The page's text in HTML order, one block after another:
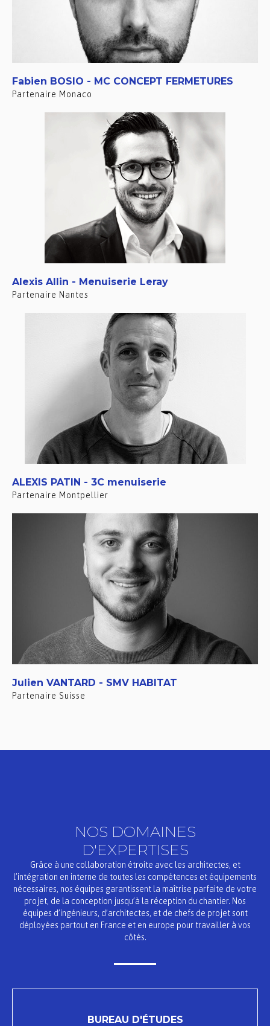
Fabien BOSIO - MC CONCEPT FERMETURES
Partenaire Monaco
Alexis Allin - Menuiserie Leray
Partenaire Nantes
ALEXIS PATIN - 3C menuiserie
Partenaire Montpellier
Julien VANTARD - SMV HABITAT
Partenaire Suisse
NOS DOMAINES
D'EXPERTISES
Grâce à une collaboration étroite avec les architectes, et
l’intégration en interne de toutes les compétences et équipements
nécessaires, nos équipes garantissent la maîtrise parfaite de votre
projet, de la conception jusqu’à la réception du chantier. Nos
équipes d’ingénieurs, d’architectes, et de chefs de projet sont
déployées partout en France et en europe pour travailler à vos
côtés.
BUREAU D'ÉTUDES